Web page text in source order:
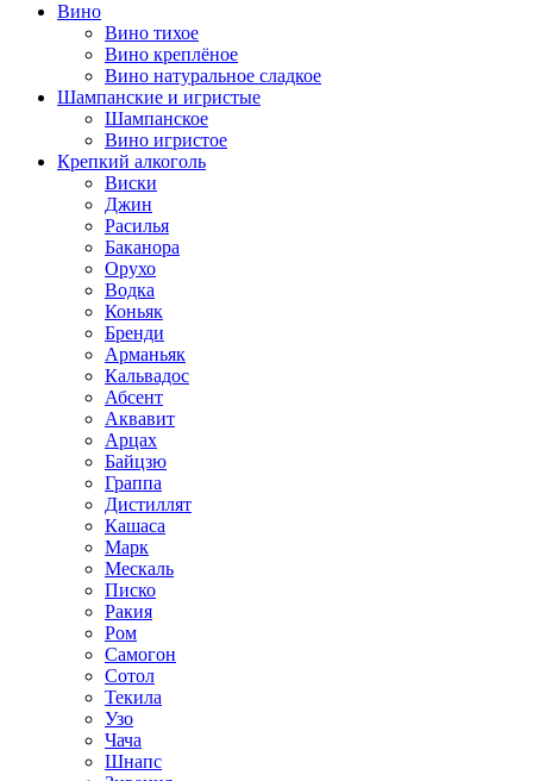
Вино
Вино тихое
Вино креплёное
Вино натуральное сладкое
Шампанские и игристые
Шампанское
Вино игристое
Крепкий алкоголь
Виски
Джин
Расилья
Баканора
Орухо
Водка
Коньяк
Бренди
Арманьяк
Кальвадос
Абсент
Аквавит
Арцах
Байцзю
Граппа
Дистиллят
Кашаса
Марк
Мескаль
Писко
Ракия
Ром
Самогон
Сотол
Текила
Узо
Чача
Шнапс